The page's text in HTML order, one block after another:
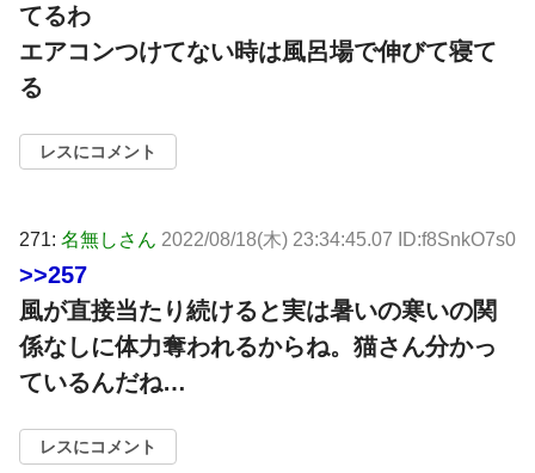
てるわ
エアコンつけてない時は風呂場で伸びて寝て
る
レスにコメント
271: 名無しさん 2022/08/18(木) 23:34:45.07 ID:f8SnkO7s0
>>257
風が直接当たり続けると実は暑いの寒いの関
係なしに体力奪われるからね。猫さん分かっ
ているんだね…
レスにコメント